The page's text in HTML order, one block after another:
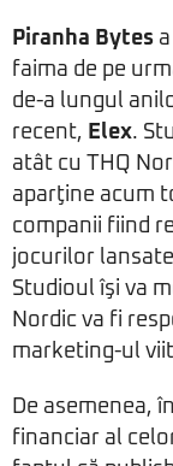
Piranha Bytes
faima de pe
de-a lungul
recent, Elex.
atât cu THQ
aparţine acum
companii fiind
jocurilor
Studioul îşi va
Nordic va fi
marketing-ul
De asemenea,
financiar al